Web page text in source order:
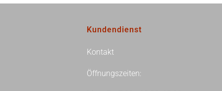
Kundendienst
Kontakt
Öffnungszeiten: